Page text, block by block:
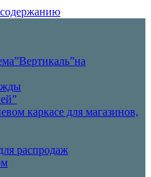
каркасе для магазинов,
распродаж